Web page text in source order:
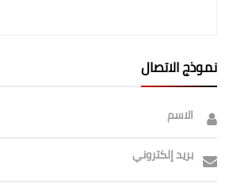
نموذج الاتصال
الاسم
بريد إلكتروني